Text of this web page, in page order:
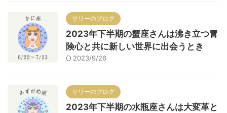
サリーのブログ
2023年下半期の蟹座さんは沸き立つ冒
険心と共に新しい世界に出会うとき
2023/9/26
サリーのブログ
2023年下半期の水瓶座さんは大変革と